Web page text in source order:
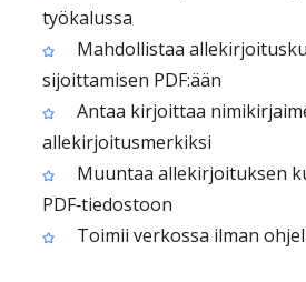
työkalussa
Mahdollistaa
sijoittamisen PDF:ään
Antaa kirjoittaa
allekirjoitusmerkiksi
Muuntaa allekirjoituksen
PDF‑tiedostoon
Toimii verkossa ilman